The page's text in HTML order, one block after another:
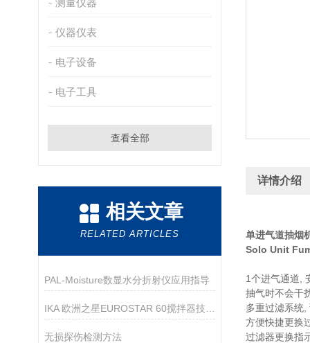
测量仪器
仪器仪表
电子设备
电子工具
查看全部
相关文章
RELATED ARTICLES
PAL-Moisture数显水分折射仪应用指导
IKA 欧洲之星EUROSTAR 60搅拌器技术资料
无损探伤检测方法
详情介绍
单进气道抽烟
Solo Unit
1个进气通道,
抽气时不会干
多重过滤系统,
方便快捷更换
过滤器更换指